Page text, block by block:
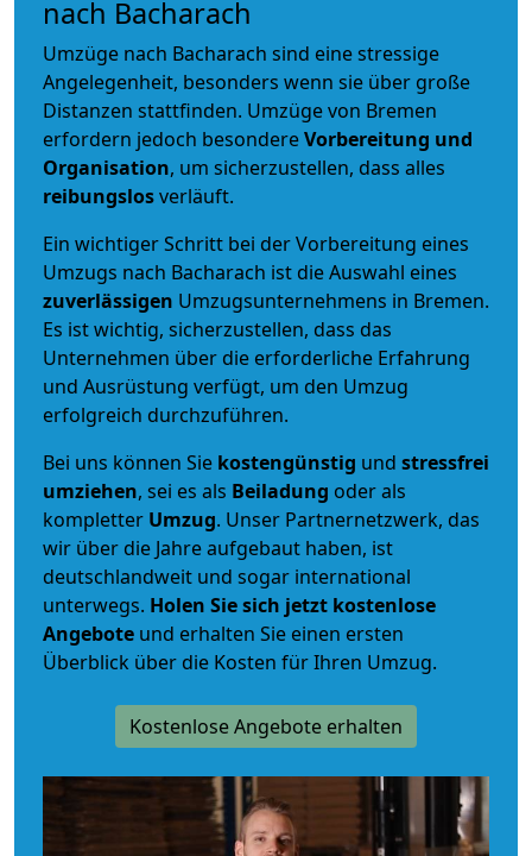
nach Bacharach
Umzüge nach Bacharach sind eine stressige
Angelegenheit, besonders wenn sie über große
Distanzen stattfinden. Umzüge von Bremen
erfordern jedoch besondereVorbereitung und
Organisation, um sicherzustellen, dass alles
reibungslosverläuft.
Ein wichtiger Schritt bei der Vorbereitung eines
Umzugs nach Bacharach ist die Auswahl eines
zuverlässigen Umzugsunternehmens in Bremen.
Es ist wichtig, sicherzustellen, dass das
Unternehmen über die erforderliche Erfahrung
und Ausrüstung verfügt, um den Umzug
erfolgreich durchzuführen.
Bei uns können Sie kostengünstig und stressfrei
umziehen, sei es als Beiladung oder als
kompletter Umzug. Unser Partnernetzwerk, das
wir über die Jahre aufgebaut haben, ist
deutschlandweit und sogar international
unterwegs. Holen Sie sich jetzt kostenlose
Angebote und erhalten Sie einen ersten
Überblick über die Kosten für Ihren Umzug.
Kostenlose Angebote erhalten